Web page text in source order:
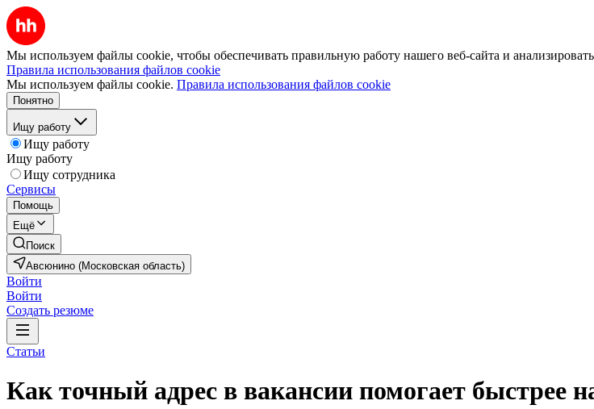
Мы используем файлы cookie, чтобы обеспечивать правильную работу нашего веб-сайта и
Правила использования файлов cookie
Мы используем файлы cookie. Правила использования файлов cookie
Понятно
Ищу работу
Ищу работу
Ищу работу
Ищу сотрудника
Сервисы
Помощь
Ещё
Поиск
Авсюнино (Московская область)
Войти
Войти
Создать резюме
Статьи
Как точный адрес в вакансии помогает быстрее